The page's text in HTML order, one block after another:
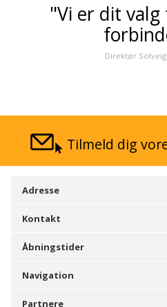
"Vi er dit
Direktør
Tilmeld dig
Adresse
Kontakt
Åbningstider
Navigation
Partnere